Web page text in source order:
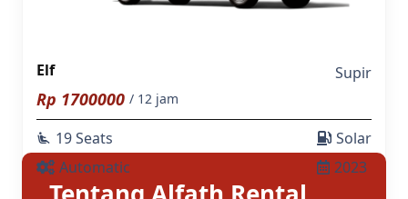
Elf Supir
Rp 1700000 / 12 jam
airline_seat_recline_extra 19 Seats
Automatic
Solar
2023